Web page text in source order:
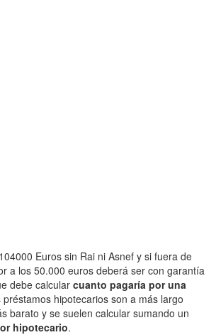
Euros sin Rai ni Asnef y si fuera de
a los 50.000 euros deberá ser con garantía
debe calcular cuanto pagaría por una
préstamos hipotecarios son a más largo
barato y se suelen calcular sumando un
hipotecario.